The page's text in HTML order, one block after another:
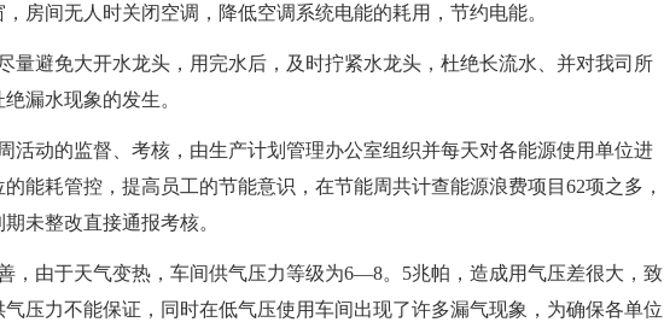
房间无人时关闭空调，降低空调系统电能的耗用，节约电能。
量避免大开水龙头，用完水后，及时拧紧水龙头，杜绝长流水、并对我司所
漏水现象的发生。
活动的监督、考核，由生产计划管理办公室组织并每天对各能源使用单位进
能耗管控，提高员工的节能意识，在节能周共计查能源浪费项目62项之多，
未整改直接通报考核。
，由于天气变热，车间供气压力等级为6—8。5兆帕，造成用气压差很大，致
压力不能保证，同时在低气压使用车间出现了许多漏气现象，为确保各单位